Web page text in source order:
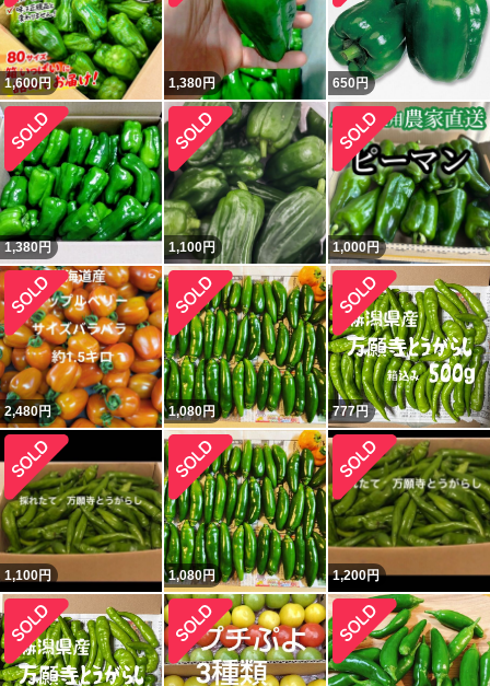
1,600円 1,380円 650円
1,380 円 1,100円 1,000円
2,480円 1,080円 777円
1,100円 1,080円 1,200円